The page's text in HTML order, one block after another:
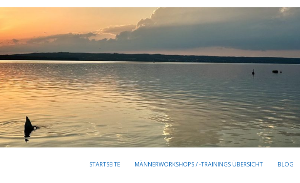
STARTSEITE MÄNNERWORKSHOPS / -TRAININGS ÜBERSICHT BLOG